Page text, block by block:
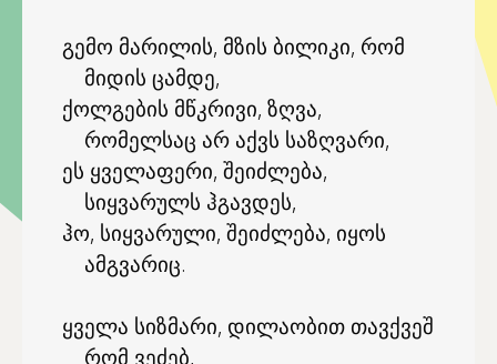
გემო მარილის, მზის ბილიკი, რომ
მიდის ცამდე,
ქოლგების მწკრივი, ზღვა,
რომელსაც არ აქვს საზღვარი,
ეს ყველაფერი, შეიძლება,
სიყვარულს ჰგავდეს,
ჰო, სიყვარული, შეიძლება, იყოს
ამგვარიც.
ყველა სიზმარი, დილაობით თავქვეშ
რომ ვეძებ,